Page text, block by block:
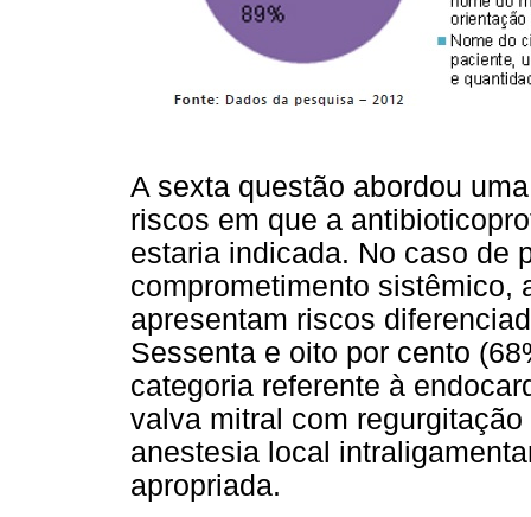
A sexta questão abordou
riscos em que a
estaria indicada. No caso de
comprometimento sistêmico,
apresentam riscos
Sessenta e oito por cento
categoria referente à
valva mitral com
anestesia local
apropriada.